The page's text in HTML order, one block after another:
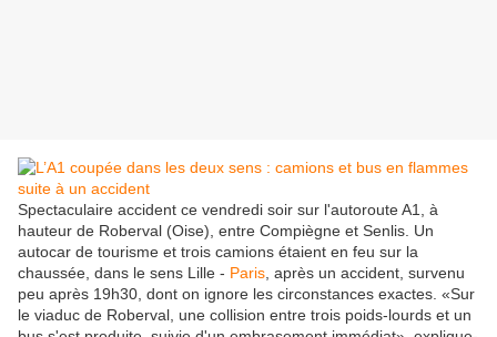
Spectaculaire accident ce vendredi soir sur l'autoroute A1, à
hauteur de Roberval (Oise), entre Compiègne et Senlis. Un
autocar de tourisme et trois camions étaient en feu sur la
chaussée, dans le sens Lille - Paris , après un accident, survenu
peu après 19h30, dont on ignore les circonstances exactes. «Sur
le viaduc de Roberval, une collision entre trois poids-lourds et un